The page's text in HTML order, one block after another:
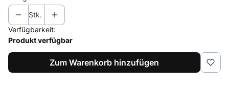
Stk.
Verfügbarkeit:
Produkt verfügbar
Zum Warenkorb hinzufügen